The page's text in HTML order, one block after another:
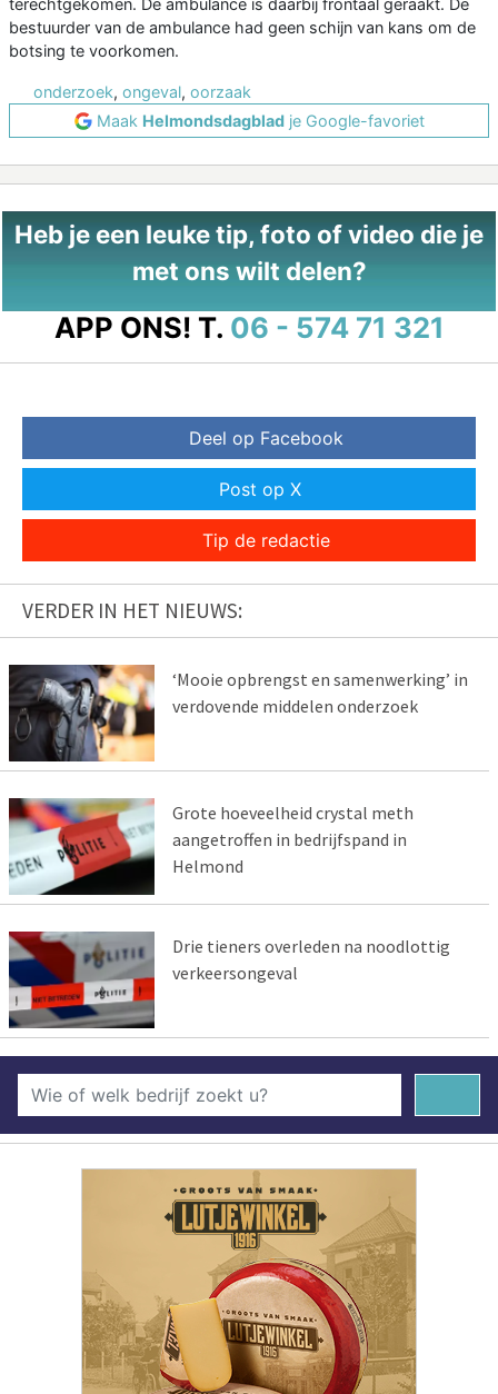
terechtgekomen. De ambulance is daarbij frontaal geraakt. De
bestuurder van de ambulance had geen schijn van kans om de
botsing te voorkomen.
onderzoek, ongeval, oorzaak
Maak Helmondsdagbladje Google-favoriet
Heb je een leuke tip, foto of video die je
met ons wilt delen?
APP ONS! T. 06 - 574 71 321
Deel op Facebook
Post op X
Tip de redactie
VERDER IN HET NIEUWS:
‘Mooie opbrengst en samenwerking’ in
verdovende middelen onderzoek
Grote hoeveelheid crystal meth
aangetroffen in bedrijfspand in
Helmond
Drie tieners overleden na noodlottig
verkeersongeval